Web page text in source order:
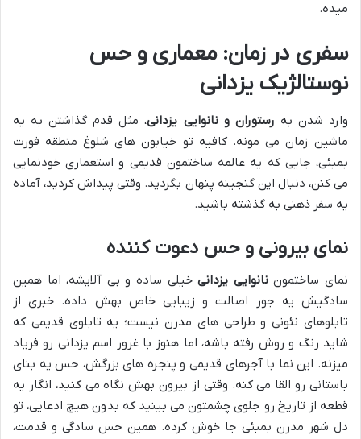
میده.
سفری در زمان: معماری و حس
نوستالژیک یزدانی
وارد شدن به رستوران و نانوایی یزدانی، مثل قدم گذاشتن به یه
ماشین زمان می مونه. کافیه تو خیابون های شلوغ منطقه فورت
بمبئی، جایی که یه عالمه ساختمون قدیمی و استعماری خودنمایی
می کنن، دنبال این گنجینه پنهان بگردید. وقتی پیداش کردید، آماده
یه سفر ذهنی به گذشته باشید.
نمای بیرونی و حس دعوت کننده
نمای ساختموننانوایی یزدانیخیلی ساده و بی آلایشه، اما همین
سادگیش یه جور اصالت و زیبایی خاص بهش داده. خبری از
تابلوهای نئونی و طراحی های مدرن نیست؛ یه تابلوی قدیمی که
شاید رنگ و روش رفته باشه، اما هنوز با غرور اسم یزدانی رو فریاد
میزنه. این نما با آجرهای قدیمی و پنجره های بزرگش، حس یه بنای
باستانی رو القا می کنه. وقتی از بیرون بهش نگاه می کنید، انگار یه
قطعه از تاریخ رو جلوی چشمتون می بینید که بدون هیچ ادعایی، تو
دل شهر مدرن بمبئی جا خوش کرده. همین حس سادگی و قدمت،